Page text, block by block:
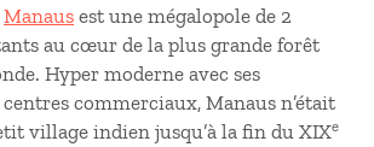
Manaus est une mégalopole de 2
au cœur de la plus grande forêt
Hyper moderne avec ses
commerciaux, Manaus n’était
village indien jusqu’à la fin du XIXe